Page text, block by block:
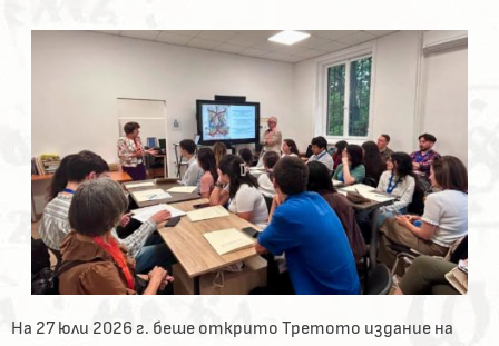
На 27 юли 2026 г. беше открито Третото издание на